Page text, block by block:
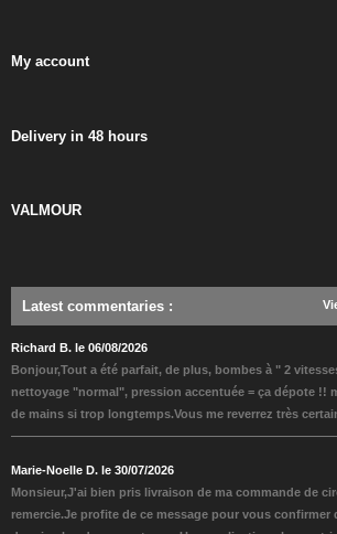
My account
Delivery in 48 hours
VALMOUR
Latest commentaries :
Richard B. le 06/08/2026
Bonjour,Tout a été parfait, de plus, bombes à " 2
nettoyage "normal", pression accentuée = ça dépote !!
de mains si trop longtemps.Vous me reverrez très
Marie-Noelle D. le 30/07/2026
Monsieur,J'ai bien pris livraison de ma commande de
remercie.Je profite de ce message pour vous